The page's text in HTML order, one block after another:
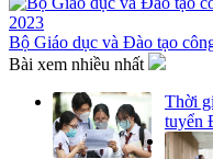
Bộ Giáo dục và Đào tạo
Bài xem nhiều nhất
Thời
tuyển